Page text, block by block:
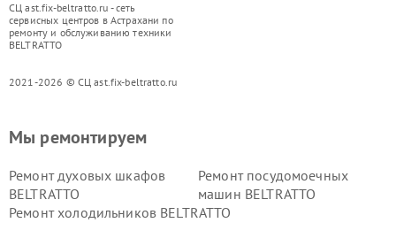
СЦ ast.fix-beltratto.ru - сеть
сервисных центров в Астрахани по
ремонту и обслуживанию техники
BELTRATTO
2021-2026 © СЦ ast.fix-beltratto.ru
Мы ремонтируем
Ремонт духовых шкафов
BELTRATTO
Ремонт посудомоечных
машин BELTRATTO
Ремонт холодильников BELTRATTO